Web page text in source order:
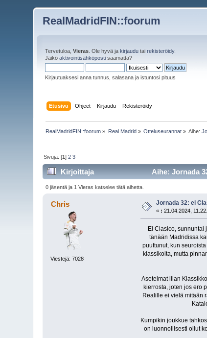
RealMadridFIN::foorum
Tervetuloa,Vieras . Ole hyvä jakirjaudu tairekisteröidy.
Jäiköaktivointisähköposti saamatta?
Kirjautuaksesi anna tunnus, salasana ja istuntosi pituus
Etusivu Ohjeet Kirjaudu Rekisteröidy
RealMadridFIN::foorum » Real Madrid» Otteluseurannat » Aihe:
Sivuja: [1]2 3
Kirjoittaja Aihe: Jornada
0 jäsentä ja 1 Vieras katselee tätä aihetta.
Chris
Viestejä: 7028
Jornada 32: el
« : 21.04.2024,
El Clasico, sunnuntai
tänään Madridissa
puuttunut, kun
klassikoita, mutta
Asetelmat illan
kierrosta, joten jos ero
Realille ei vielä mitään
Kumpikin joukkue
on luonnollisesti ollut